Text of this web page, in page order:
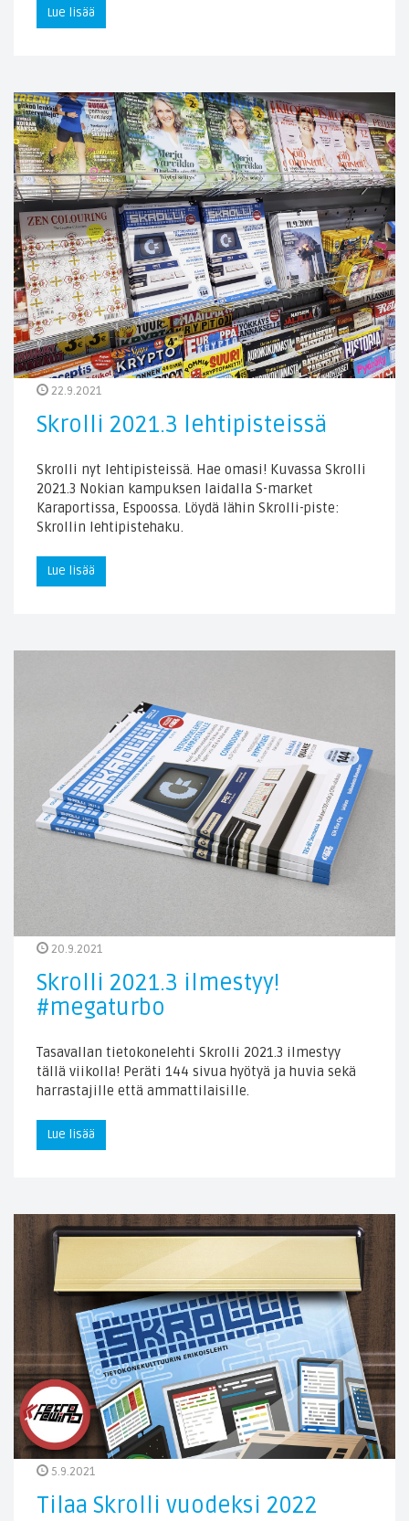
Lue lisää
22.9.2021
Skrolli 2021.3 lehtipisteissä
Skrolli nyt lehtipisteissä. Hae omasi! Kuvassa Skrolli
2021.3 Nokian kampuksen laidalla S-market
Karaportissa, Espoossa. Löydä lähin Skrolli-piste:
Skrollin lehtipistehaku.
Lue lisää
20.9.2021
Skrolli 2021.3 ilmestyy!
#megaturbo
Tasavallan tietokonelehti Skrolli 2021.3 ilmestyy
tällä viikolla! Peräti 144 sivua hyötyä ja huvia sekä
harrastajille että ammattilaisille.
Lue lisää
5.9.2021
Tilaa Skrolli vuodeksi 2022